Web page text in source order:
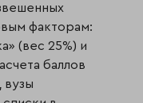
факторам:
(вес 25%) и
баллов
вузы